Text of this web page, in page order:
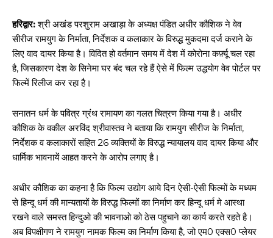
हरिद्वार:श्री अखंड परशुराम अखाड़ा के अध्यक्ष पंडित अधीर कौशिक ने वेव
सीरीज रामयुग के निर्माता, निर्देशक व कलाकार के विरुद्ध मुकदमा दर्ज कराने के
लिए वाद दायर किया है। विदित हो वर्तमान समय में देश में कोरोना कर्फ़्यू चल रहा
है, जिसकारण देश के सिनेमा घर बंद चल रहे हैं ऐसे में फिल्म उद्धयोग वेव पोर्टल पर
फिल्में रिलीज कर रहा है।
सनातन धर्म के पवित्र ग्रंथ रामायण का गलत चित्रण किया गया है। अधीर
कौशिक के वकील अरविंद श्रीवास्तव ने बताया कि रामयुग सीरीज के निर्माता,
निर्देशक व कलाकारों सहित 26 व्यक्तियों के विरुद्ध न्यायालय वाद दायर किया और
धार्मिक भावनायें आहत करने के आरोप लगाए है।
अधीर कौशिक का कहना है कि फिल्म उद्योग आये दिन ऐसी-ऐसी फिल्मों के मध्यम
से हिन्दू धर्म की मान्यतायों के विरुद्ध फिल्मों का निर्माण कर हिन्दू धर्म मे आस्था
रखने वाले समस्त हिन्दुओ की भावनाओ को ठेस पहुचाने का कार्य करते रहते है।
अब विपक्षीगण ने रामयुग नामक फिल्म का निर्माण किया है, जो एम0 एक्स0 प्लेयर